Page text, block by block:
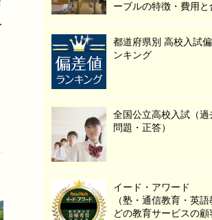
ーブルの特徴・費用と
都道府県別 高校入試
ンキング
全国公立高校入試（過
問題・正答）
イード・アワード
（塾・通信教育・英
どの教育サービスの顧